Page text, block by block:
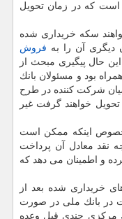
است كه در زمان تحویل
سكه خریداری شده
دیگری آن را به فروش
این حال پیگیری مبحث از
بود و مسئولان بانك
شركت كننده در طرح
خواهند گرفت غیر
خصوص اینكه ممكن است
نقد معادل آن پرداخت
و اطمینان می دهد كه
خریداری شده بعد از
در بانك ملی در صورت
مركزی چندی قبل وعده